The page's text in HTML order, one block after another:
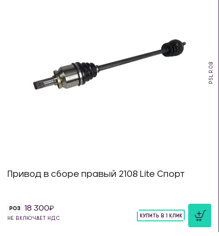
PSL.R.08
Привод в сборе правый 2108 Lite Спорт
РОЗ 18 300
НЕ ВКЛЮЧАЕТ НДС
КУПИТЬ В 1 КЛИК